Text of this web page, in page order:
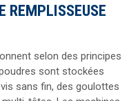
REMPLISSEUSE
selon des principes
sont stockées
sans fin, des goulottes